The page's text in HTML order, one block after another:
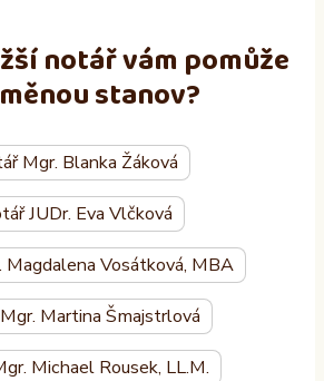
notář vám pomůže
stanov?
Mgr. Blanka Žáková
JUDr. Eva Vlčková
Magdalena Vosátková, MBA
Martina Šmajstrlová
Michael Rousek, LL.M.